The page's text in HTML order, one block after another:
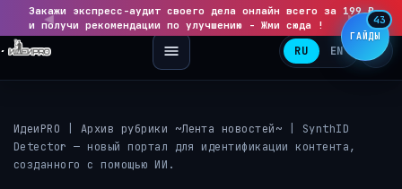
◀
Закажи экспресс-аудит своего дела онлайн всего за 199 ₽
и получи рекомендации по улучшению - Жми сюда !
▶
RU EN
ИдеиPRO Архив рубрики ~Лента новостей~
SynthID
Detector — новый портал для идентификации контента,
созданного с помощью ИИ.
ГАЙДЫ
43